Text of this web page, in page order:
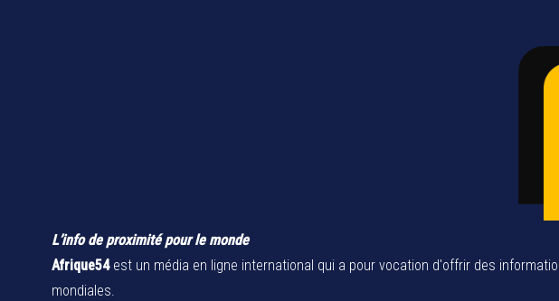
L’info de proximité pour le monde
Afrique54est un média en ligne international qui a pour vocation d'offrir des
mondiales.